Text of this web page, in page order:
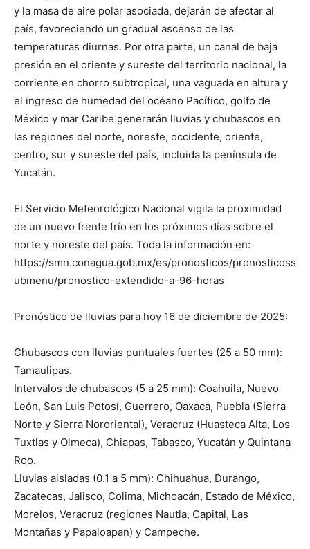
y la masa de aire polar asociada, dejarán de afectar al
país, favoreciendo un gradual ascenso de las
temperaturas diurnas. Por otra parte, un canal de baja
presión en el oriente y sureste del territorio nacional, la
corriente en chorro subtropical, una vaguada en altura y
el ingreso de humedad del océano Pacífico, golfo de
México y mar Caribe generarán lluvias y chubascos en
las regiones del norte, noreste, occidente, oriente,
centro, sur y sureste del país, incluida la península de
Yucatán.
El Servicio Meteorológico Nacional vigila la proximidad
de un nuevo frente frío en los próximos días sobre el
norte y noreste del país. Toda la información en:
https://smn.conagua.gob.mx/es/pronosticos/pronosticoss
ubmenu/pronostico-extendido-a-96-horas
Pronóstico de lluvias para hoy 16 de diciembre de 2025:
Chubascos con lluvias puntuales fuertes (25 a 50 mm):
Tamaulipas.
Intervalos de chubascos (5 a 25 mm): Coahuila, Nuevo
León, San Luis Potosí, Guerrero, Oaxaca, Puebla (Sierra
Norte y Sierra Nororiental), Veracruz (Huasteca Alta, Los
Tuxtlas y Olmeca), Chiapas, Tabasco, Yucatán y Quintana
Roo.
Lluvias aisladas (0.1 a 5 mm): Chihuahua, Durango,
Zacatecas, Jalisco, Colima, Michoacán, Estado de México,
Morelos, Veracruz (regiones Nautla, Capital, Las
Montañas y Papaloapan) y Campeche.